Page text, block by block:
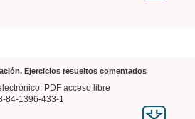
Ejercicios resueltos comentados
PDF acceso libre
84-1396-433-1